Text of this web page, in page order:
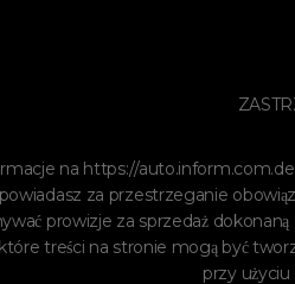
na https://auto.inform.com.de
za przestrzeganie
prowizje za sprzedaż
treści na stronie mogą być
przy